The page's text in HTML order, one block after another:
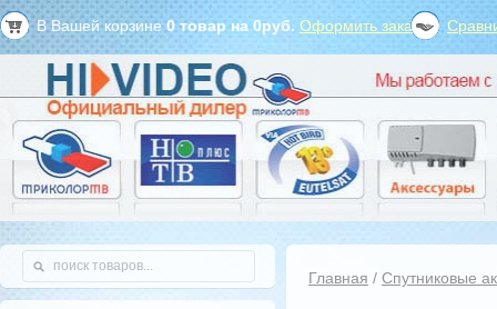
В Вашей корзине 0 товар на 0руб. Оформить заказ?
Главная / Спутниковые